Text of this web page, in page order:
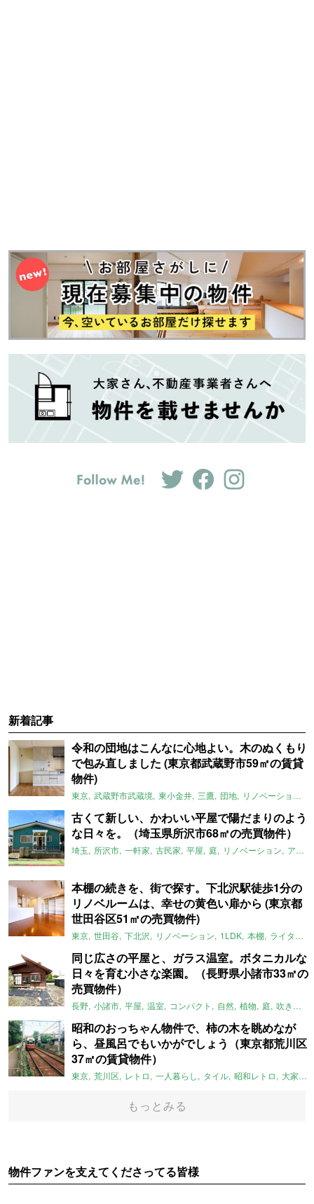
新着記事
令和の団地はこんなに心地よい。木のぬくもり
で包み直しました (東京都武蔵野市59㎡の賃貸
物件)
東京 武蔵野市武蔵境 東小金井 三鷹 団地 リノベーション
古くて新しい、かわいい平屋で陽だまりのよう
な日々を。（埼玉県所沢市68㎡の売買物件）
埼玉 所沢市 一軒家 古民家 平屋 庭 リノベーション アメリカンハウス
本棚の続きを、街で探す。下北沢駅徒歩1分の
リノベルームは、幸せの黄色い扉から (東京都
世田谷区51㎡の売買物件)
東京 世田谷 下北沢 リノベーション 1LDK 本棚 ライター：ほしりょうこ
同じ広さの平屋と、ガラス温室。ボタニカルな
日々を育む小さな楽園。（長野県小諸市33㎡の
売買物件）
長野 小諸市 平屋 温室 コンパクト 自然 植物 庭 吹き抜け
昭和のおっちゃん物件で、柿の木を眺めなが
ら、昼風呂でもいかがでしょう（東京都荒川区
37㎡の賃貸物件）
東京 荒川区 レトロ 一人暮らし タイル 昭和レトロ 大家女子
もっとみる
物件ファンを支えてくださってる皆様